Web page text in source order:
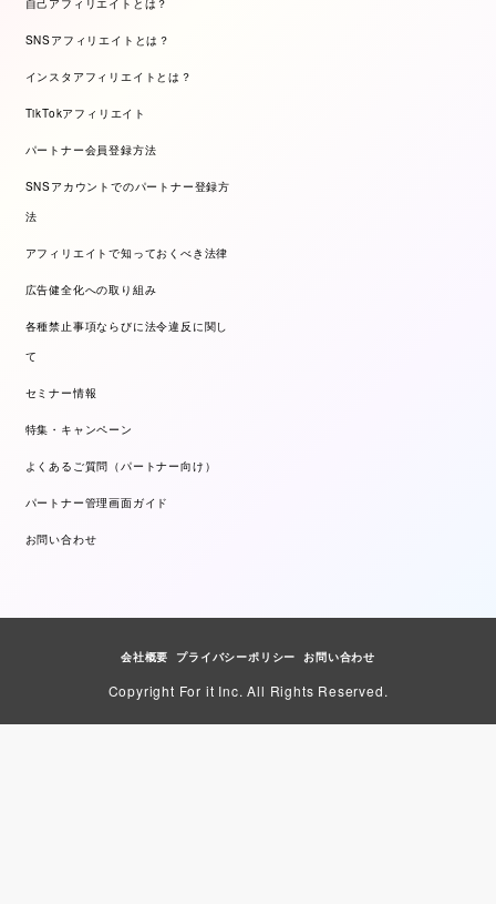
SNSアフィリエイトとは？
インスタアフィリエイトとは？
TikTokアフィリエイト
パートナー会員登録方法
SNSアカウントでのパートナー登録方
法
アフィリエイトで知っておくべき法律
広告健全化への取り組み
各種禁止事項ならびに法令違反に関し
て
セミナー情報
特集・キャンペーン
よくあるご質問（パートナー向け）
パートナー管理画面ガイド
お問い合わせ
会社概要 プライバシーポリシー お問い合わせ
Copyright For it Inc. All Rights Reserved.